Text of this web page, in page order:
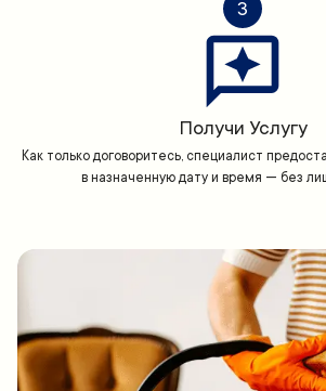
3
Получи Услугу
Как только договоритесь, специалист
в назначенную дату и время — без